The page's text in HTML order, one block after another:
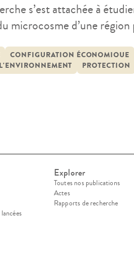
s’est attachée à
microcosme d’une
l’environnement, la
[…]
CONFIGURATION ÉCONOMIQUE
PROTECTION
Explorer
Toutes nos publications
Actes
Rapports de recherche